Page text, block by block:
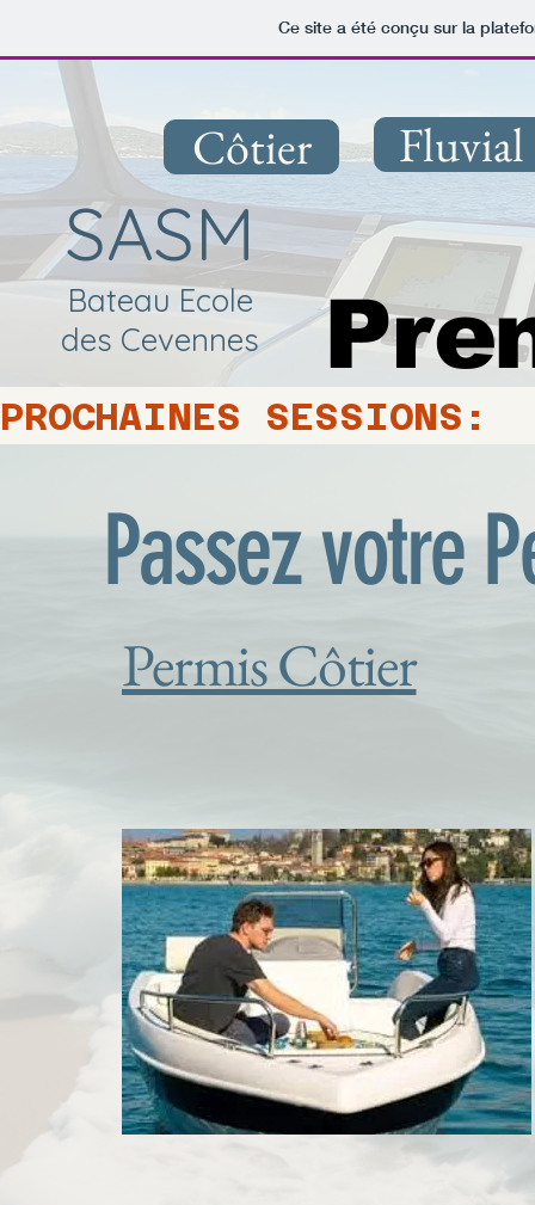
Ce site a été conçu sur la
SASM
Bateau Ecole
des Cevennes
Côtier Fluvial
PROCHAINES SESSIONS:
Passezvotre
Permis Côtier